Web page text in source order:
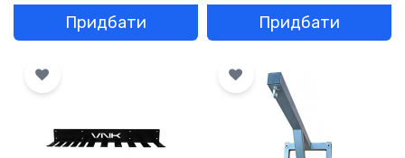
Придбати Придбати